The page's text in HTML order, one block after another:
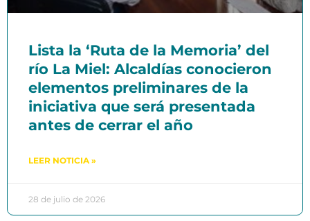
Lista la ‘Ruta de la Memoria’ del
río La Miel: Alcaldías conocieron
elementos preliminares de la
iniciativa que será presentada
antes de cerrar el año
LEER NOTICIA »
28 de julio de 2026